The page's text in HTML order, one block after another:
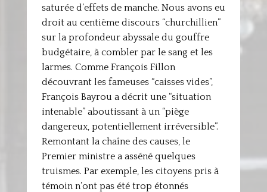
saturée d’effets de manche. Nous avons eu
droit au centième discours “churchillien”
sur la profondeur abyssale du gouffre
budgétaire, à combler par le sang et les
larmes. Comme François Fillon
découvrant les fameuses “caisses vides”,
François Bayrou a décrit une “situation
intenable” aboutissant à un “piège
dangereux, potentiellement irréversible”.
Remontant la chaîne des causes, le
Premier ministre a asséné quelques
truismes. Par exemple, les citoyens pris à
témoin n’ont pas été trop étonnés